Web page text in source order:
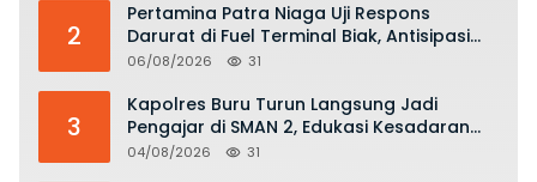
2
Pertamina Patra Niaga Uji Respons
Darurat di Fuel Terminal Biak, Antisipasi
Risiko Kebakaran dan Tumpahan BBM
06/08/2026 31
3
Kapolres Buru Turun Langsung Jadi
Pengajar di SMAN 2, Edukasi Kesadaran
Hukum dan Stop Kekerasan
04/08/2026 31